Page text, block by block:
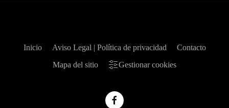
Inicio Aviso Legal | Política de privacidad
Contacto
Mapa del sitio
Gestionar cookies